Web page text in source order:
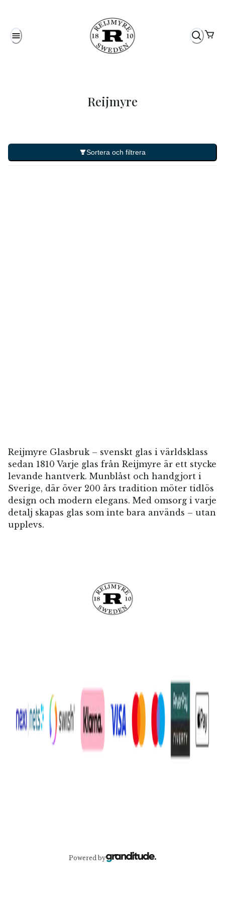
Reijmyre
Sortera och filtrera
Reijmyre Glasbruk – svenskt glas i världsklass
sedan 1810 Varje glas från Reijmyre är ett stycke
levande hantverk. Munblåst och handgjort i
Sverige, där över 200 års tradition möter tidlös
design och modern elegans. Med omsorg i varje
detalj skapas glas som inte bara används – utan
upplevs.
Powered by